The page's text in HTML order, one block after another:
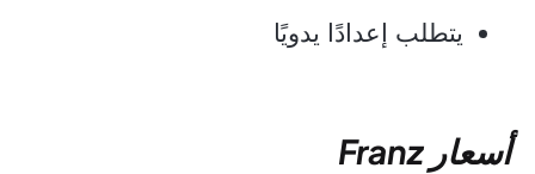
يتطلب إعدادًا يدويًا
أسعار Franz